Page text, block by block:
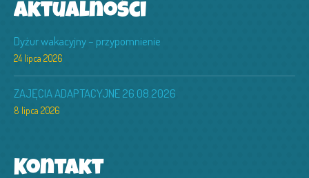
Aktualności
Dyżur wakacyjny – przypomnienie
24 lipca 2026
ZAJĘCIA ADAPTACYJNE 26.08.2026
8 lipca 2026
Kontakt